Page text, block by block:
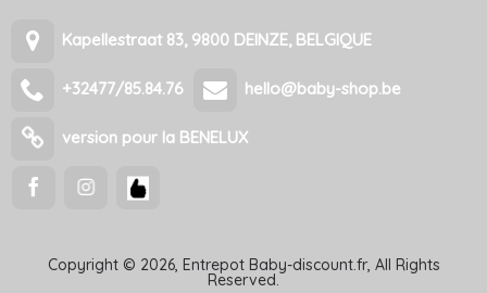
Kapellestraat 83, 9800 DEINZE, BELGIQUE
+32477/85.84.76 hello@baby-shop.be
version pour la BENELUX
Copyright © 2026, Entrepot Baby-discount.fr, All Rights
Reserved.